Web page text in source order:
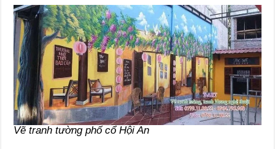
Vẽ tranh tường phố cổ Hội An